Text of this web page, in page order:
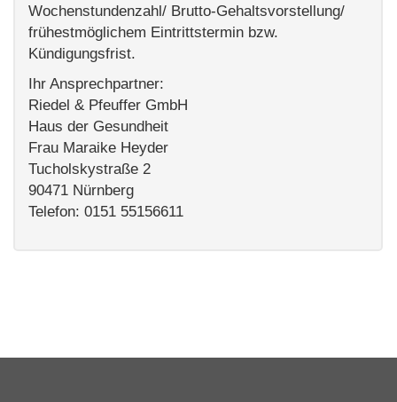
Wochenstundenzahl/ Brutto-Gehaltsvorstellung/
frühestmöglichem Eintrittstermin bzw.
Kündigungsfrist.
Ihr Ansprechpartner:
Riedel & Pfeuffer GmbH
Haus der Gesundheit
Frau Maraike Heyder
Tucholskystraße 2
90471 Nürnberg
Telefon: 0151 55156611